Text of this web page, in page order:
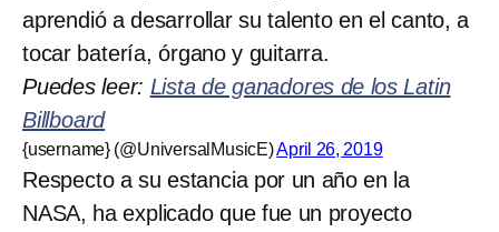
aprendió a desarrollar su talento en el canto, a
tocar batería, órgano y guitarra.
Puedes leer: Lista de ganadores de los Latin
Billboard
{username} (@UniversalMusicE)April 26, 2019
Respecto a su estancia por un año en la
NASA, ha explicado que fue un proyecto